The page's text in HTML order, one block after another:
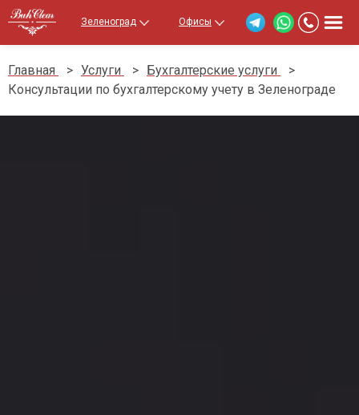
Зеленоград Офисы
Главная > Услуги > Бухгалтерские услуги
>
Консультации по бухгалтерскому учету в Зеленограде